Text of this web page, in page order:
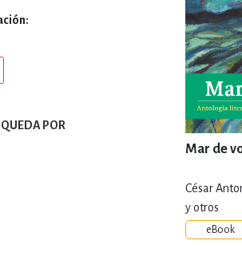
ESTILOS DE
INFANTILES,
Mar de
César
y otros
eBook
POR